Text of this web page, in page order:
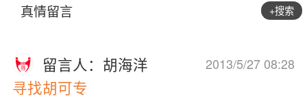
+搜索
真情留言
2013/5/27 08:28
留言人：胡海洋
寻找胡可专